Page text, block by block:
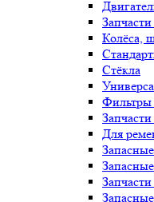
Колёса,
Стёкла
Для